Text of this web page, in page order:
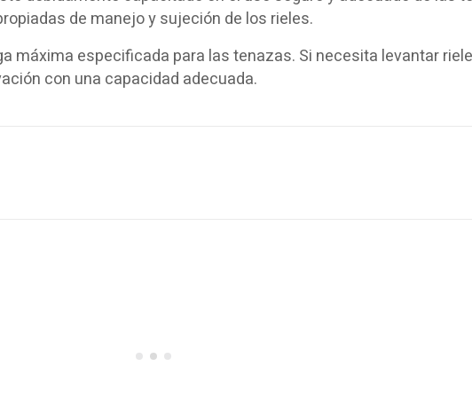
de manejo y sujeción de los rieles.
máxima especificada para las tenazas. Si necesita levantar
con una capacidad adecuada.